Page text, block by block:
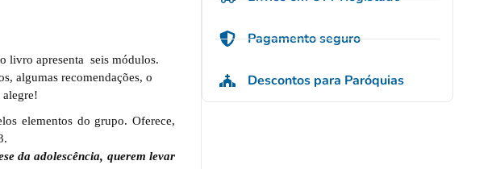
livro apresenta seis módulos.
algumas recomendações, o
alegre!
elementos do grupo. Oferece,
da adolescência, querem levar
Pagamento seguro
Descontos para Paróquias